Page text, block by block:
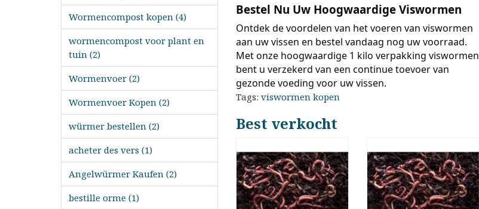
Wormencompost kopen (4)
wormencompost voor plant en
tuin (2)
Wormenvoer (2)
Wormenvoer Kopen (2)
würmer bestellen (2)
acheter des vers (1)
Angelwürmer Kaufen (2)
bestille orme (1)
Bestel Nu Uw Hoogwaardige Viswormen
Ontdek de voordelen van het voeren van viswormen
aan uw vissen en bestel vandaag nog uw voorraad.
Met onze hoogwaardige 1 kilo verpakking viswormen
bent u verzekerd van een continue toevoer van
gezonde voeding voor uw vissen.
Tags: viswormen kopen
Best verkocht